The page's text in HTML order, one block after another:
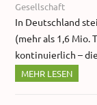
Gesellschaft
In Deutschland
(mehr als 1,6 Mio.
kontinuierlich –
MEHR LESEN